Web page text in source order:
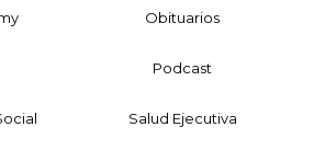
Obituarios
Podcast
Salud Ejecutiva